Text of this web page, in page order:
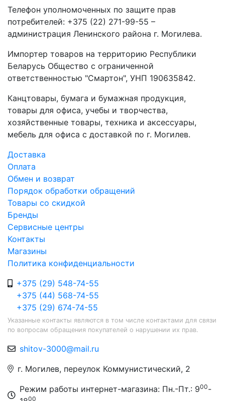
Телефон уполномоченных по защите прав
потребителей: +375 (22) 271-99-55 –
администрация Ленинского района г. Могилева.
Импортер товаров на территорию Республики
Беларусь Общество с ограниченной
ответственностью "Смартон", УНП 190635842.
Канцтовары, бумага и бумажная продукция,
товары для офиса, учебы и творчества,
хозяйственные товары, техника и аксессуары,
мебель для офиса с доставкой по г. Могилев.
Доставка
Оплата
Обмен и возврат
Порядок обработки обращений
Товары со скидкой
Бренды
Сервисные центры
Контакты
Магазины
Политика конфиденциальности
+375 (29) 548-74-55
+375 (44) 568-74-55
+375 (29) 674-74-55
Указанные контакты являются в том числе контактами для связи
по вопросам обращения покупателей о нарушении их прав.
shitov-3000@mail.ru
г. Могилев, переулок Коммунистический, 2
Режим работы интернет-магазина: Пн.-Пт.: 900-
00